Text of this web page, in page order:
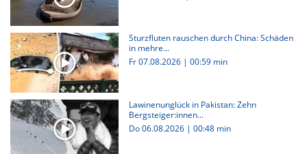
Sturzfluten rauschen durch China: Schäden
in mehre...
Fr 07.08.2026 | 00:59 min
Lawinenunglück in Pakistan: Zehn
Bergsteiger:innen...
Do 06.08.2026 | 00:48 min